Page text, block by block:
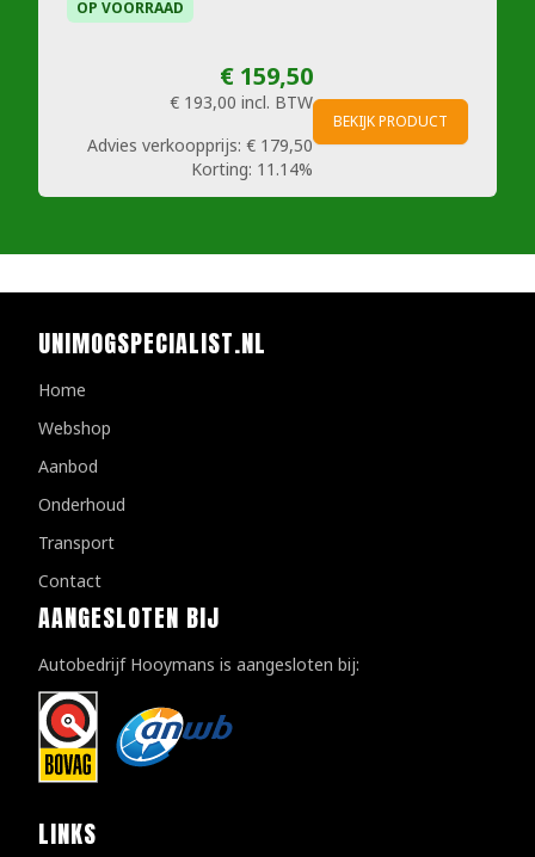
OP VOORRAAD
€ 159,50
€ 193,00 incl. BTW
Advies verkoopprijs: € 179,50
Korting: 11.14%
BEKIJK PRODUCT
UNIMOGSPECIALIST.NL
Home
Webshop
Aanbod
Onderhoud
Transport
Contact
AANGESLOTEN BIJ
Autobedrijf Hooymans is aangesloten bij:
LINKS